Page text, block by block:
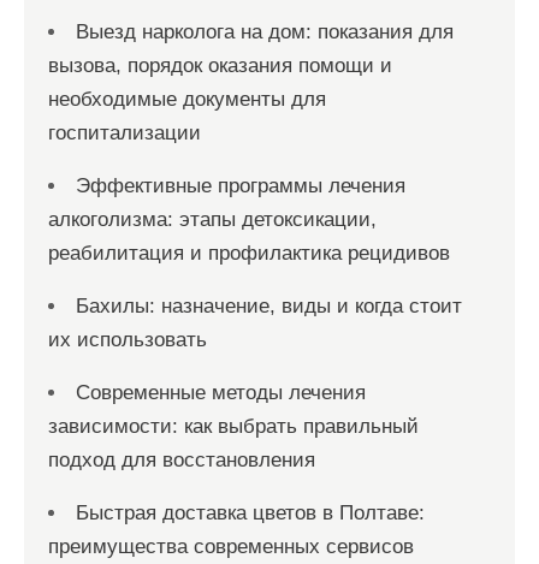
Выезд нарколога на дом: показания для
вызова, порядок оказания помощи и
необходимые документы для
госпитализации
Эффективные программы лечения
алкоголизма: этапы детоксикации,
реабилитация и профилактика рецидивов
Бахилы: назначение, виды и когда стоит
их использовать
Современные методы лечения
зависимости: как выбрать правильный
подход для восстановления
Быстрая доставка цветов в Полтаве:
преимущества современных сервисов